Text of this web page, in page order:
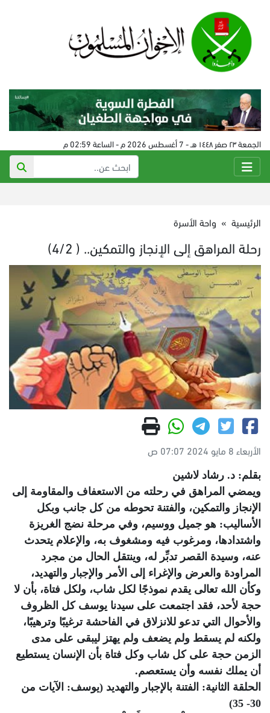
الجمعة ٢٣ صفر ١٤٤٨ هـ - 7 أغسطس 2026 م - الساعة 02:59 م
الرئيسية » واحة الأسرة
رحلة المراهق إلى الإنجاز والتمكين.. ( 4/2)
الأربعاء 8 مايو 2024 07:07 ص
بقلم: د. رشاد لاشين
ويمضي المراهق في رحلته من الاستعفاف والمقاومة إلى
الإنجاز والتمكين، والفتنة تحوطه من كل جانب وبكل
الأساليب: هو جميل ووسيم، وفي مرحلة نضج الغريزة
واشتدادها، ومرغوب فيه ومشغوف به، والإعلام يتحدث
عنه، وسيدة القصر تدبِّر له، وينتقل الحال من مجرد
المراودة والعرض والإغراء إلى الأمر والإجبار والتهديد،
وكأن الله تعالى يقدم نموذجًا لكل شاب، ولكل فتاة، بأن لا
حجة لأحد، فقد اجتمعت على سيدنا يوسف كل الظروف
والأحوال التي تدعو للانزلاق في الفاحشة ترغيبًا وترهيبًا،
ولكنه لم يسقط ولم يضعف ولم يهتز ليبقى على مدى
الزمن حجة على كل شاب وكل فتاة بأن الإنسان يستطيع
أن يملك نفسه وأن يستعصم.
الحلقة الثانية: الفتنة بالإجبار والتهديد (يوسف: الآيات من
30- 35)